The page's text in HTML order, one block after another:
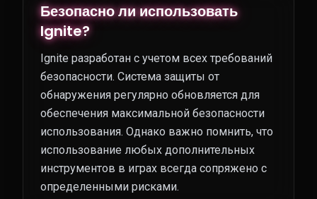
Безопасно ли использовать
Ignite?
Ignite разработан с учетом всех требований
безопасности. Система защиты от
обнаружения регулярно обновляется для
обеспечения максимальной безопасности
использования. Однако важно помнить, что
использование любых дополнительных
инструментов в играх всегда сопряжено с
определенными рисками.